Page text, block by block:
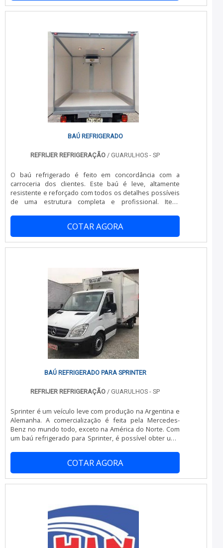
altamente qualificada, qualificações possíveis pelo fato
especializada. Todos esses fatores, agregados a uma
equipe com colaboradores proativos e especialistas
dedicados, comprovam sua essência de trazer o melhor
para todos os clientes.
minimização do tempo de execução dos serviços.MAIS
em criar uma estrutura com escritório de alta qualidade
onde são realizadas as atividades e equipamentos de
última geração, tudo para ser uma empresa de venda de
equipamento de refrigeração de ótima qualidade.Há
muitas maneiras eficientes de uma empresa
área de atuação. A China Refrigeração se mostra
referência por ter: Soluções eficazes para comércio,
manutenção e reformas de equipamentos frigoríficos;
Minimização do tempo de execução dos serviços;
de apresentação; Atendimento de forma personalizada
venda de equipamento de refrigeração, na essência da
serviços com ótima qualidade e precisão, pequenos
detalhes, mas de grande valia para saber a procedência
e seriedade da empresa.É por tudo isso que a China
Refrigeração é uma empresa altamente qualificada
quando tratamos do segmento de refrigeração para
transporte refrigerado. O foco é oferecer a satisfação
da venda à entrega final, com foco total na qualidade.A
MELHOR EMPRESA NO SEGMENTONa China Refrigeração
tem a solução ideal para refrigeração para transporte
câmara fria com ótima qualidade e precisão.Se
diferenciando dentro de seu segmento, a empresa
consegue também proporcionar um atendimento
cuidadoso e que busca a satisfação do cliente. A China
Refrigeração é uma empresa que tem se destacado no
segmento por toda seriedade e qualidade o que fecha
todo o ciclo de entrega com excelência para cada cliente.
BAÚ REFRIGERADO
REFRIJER REFRIGERAÇÃO / GUARULHOS - SP
O baú refrigerado é feito em concordância com a
carroceria dos clientes. Este baú é leve, altamente
resistente e reforçado com todos os detalhes possíveis
de uma estrutura completa e profissional. Itens
temperatura do local e, como consequência, a
conservação do produto a ser transportado. Este tipo de
baú é ideal para pessoas que precisam transformar um
veículo em uma estrutura refrigerada. Desta maneira, o
COTAR AGORA
BAÚ REFRIGERADO PARA SPRINTER
REFRIJER REFRIGERAÇÃO / GUARULHOS - SP
Sprinter é um veículo leve com produção na Argentina e
Alemanha. A comercialização é feita pela Mercedes-
Benz no mundo todo, exceto na América do Norte. Com
um baú refrigerado para Sprinter, é possível obter uma
a serem transportados, bem como uma maior segurança
durante o percurso, seja de curta ou longa duração. É
importante obter um baú refrigerado para transportar
cargas como flores, alimentos congelados, ovos, carnes,
COTAR AGORA